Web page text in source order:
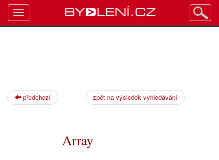
předchozí zpět na výsledek vyhledávání
Array
Toggle
navigation